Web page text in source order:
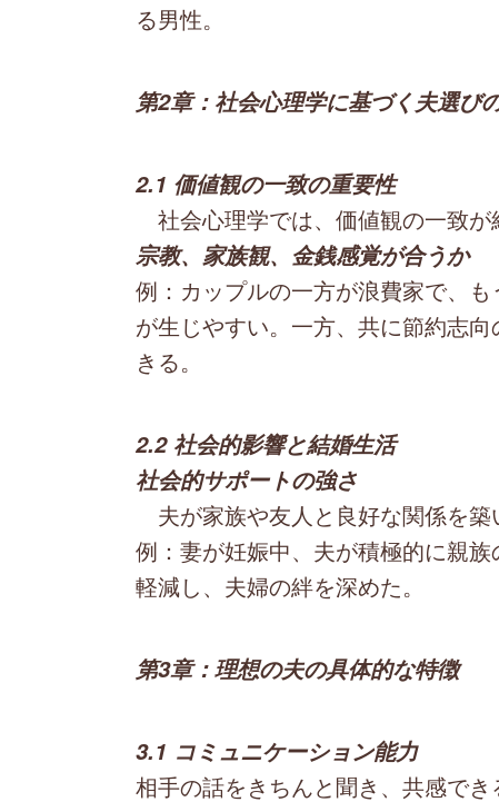
る男性。
第2章：社会心理学に基づく夫選び
2.1 価値観の一致の重要性
社会心理学では、価値観の一致が
宗教、家族観、金銭感覚が合うか
例：カップルの一方が浪費家で、
が生じやすい。一方、共に節約志
きる。
2.2 社会的影響と結婚生活
社会的サポートの強さ
夫が家族や友人と良好な関係を築
例：妻が妊娠中、夫が積極的に親
軽減し、夫婦の絆を深めた。
第3章：理想の夫の具体的な特徴
3.1 コミュニケーション能力
相手の話をきちんと聞き、共感でき